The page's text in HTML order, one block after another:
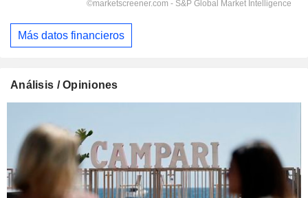
Más datos financieros
Análisis / Opiniones